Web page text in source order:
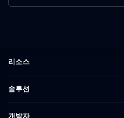
리소스
솔루션
개발자